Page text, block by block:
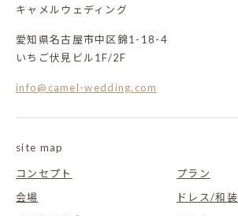
キャメルウェディング
愛知県名古屋市中区錦1-18-4
いちご伏見ビル1F/2F
info@camel-wedding.com
site map
コンセプト
プラン
会場
ドレス/和装